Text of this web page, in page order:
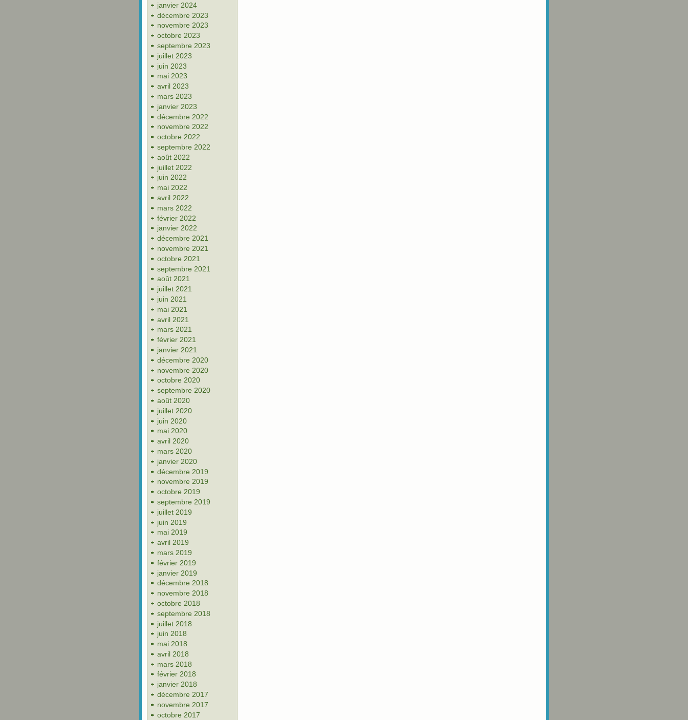
janvier 2024
décembre 2023
novembre 2023
octobre 2023
septembre 2023
juillet 2023
juin 2023
mai 2023
avril 2023
mars 2023
janvier 2023
décembre 2022
novembre 2022
octobre 2022
septembre 2022
août 2022
juillet 2022
juin 2022
mai 2022
avril 2022
mars 2022
février 2022
janvier 2022
décembre 2021
novembre 2021
octobre 2021
septembre 2021
août 2021
juillet 2021
juin 2021
mai 2021
avril 2021
mars 2021
février 2021
janvier 2021
décembre 2020
novembre 2020
octobre 2020
septembre 2020
août 2020
juillet 2020
juin 2020
mai 2020
avril 2020
mars 2020
janvier 2020
décembre 2019
novembre 2019
octobre 2019
septembre 2019
juillet 2019
juin 2019
mai 2019
avril 2019
mars 2019
février 2019
janvier 2019
décembre 2018
novembre 2018
octobre 2018
septembre 2018
juillet 2018
juin 2018
mai 2018
avril 2018
mars 2018
février 2018
janvier 2018
décembre 2017
novembre 2017
octobre 2017